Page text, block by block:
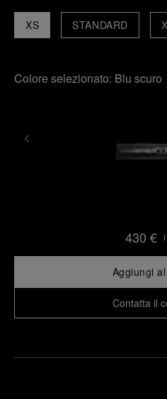
XS STANDARD
Colore selezionato: Blu scuro
430 €
Aggiungi
Contatta il